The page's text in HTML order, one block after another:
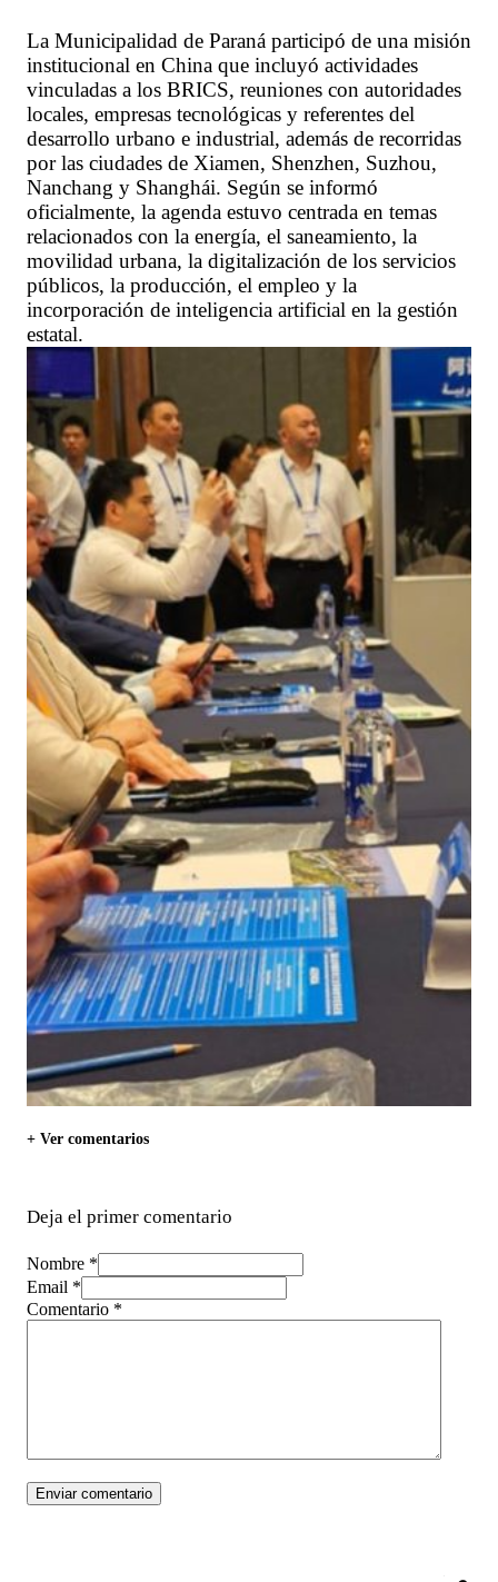
La Municipalidad de Paraná participó de una misión
institucional en China que incluyó actividades
vinculadas a los BRICS, reuniones con autoridades
locales, empresas tecnológicas y referentes del
desarrollo urbano e industrial, además de recorridas
por las ciudades de Xiamen, Shenzhen, Suzhou,
Nanchang y Shanghái. Según se informó
oficialmente, la agenda estuvo centrada en temas
relacionados con la energía, el saneamiento, la
movilidad urbana, la digitalización de los servicios
públicos, la producción, el empleo y la
incorporación de inteligencia artificial en la gestión
estatal.
+ Ver comentarios
Deja el primer comentario
Nombre *
Email *
Comentario *